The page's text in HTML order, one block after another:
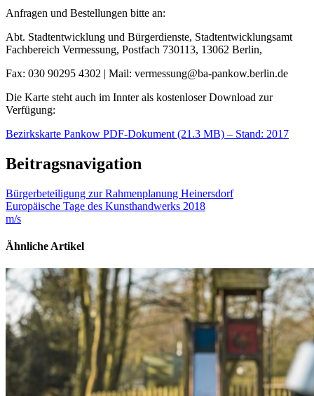
Anfragen und Bestellungen bitte an:
Abt. Stadtentwicklung und Bürgerdienste, Stadtentwicklungsamt
Fachbereich Vermessung, Postfach 730113, 13062 Berlin,
Fax: 030 90295 4302 | Mail: vermessung@ba-pankow.berlin.de
Die Karte steht auch im Innter als kostenloser Download zur
Verfügung:
Bezirkskarte Pankow PDF-Dokument (21.3 MB) – Stand: 2017
Beitragsnavigation
Bürgerbeteiligung zur Rahmenplanung Heinersdorf
Europäische Tage des Kunsthandwerks 2018
m/s
Ähnliche Artikel